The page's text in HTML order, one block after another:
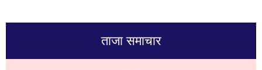
ताजा समाचार